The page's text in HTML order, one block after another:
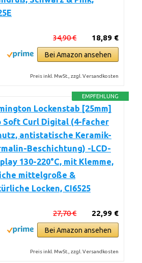
18,89 €
34,90 €
Bei Amazon ansehen
Preis inkl. MwSt., zzgl. Versandkosten
EMPFEHLUNG
Lockenstab [25mm]
Soft Curl Digital (4-facher
antistatische Keramik-
Beschichtung) -LCD-
130-220°C, mit Klemme,
mittelgroße &
Locken, CI6525
22,99 €
27,70 €
Bei Amazon ansehen
Preis inkl. MwSt., zzgl. Versandkosten